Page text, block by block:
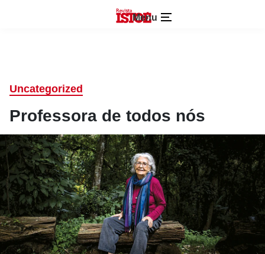
Menu
Uncategorized
Professora de todos nós